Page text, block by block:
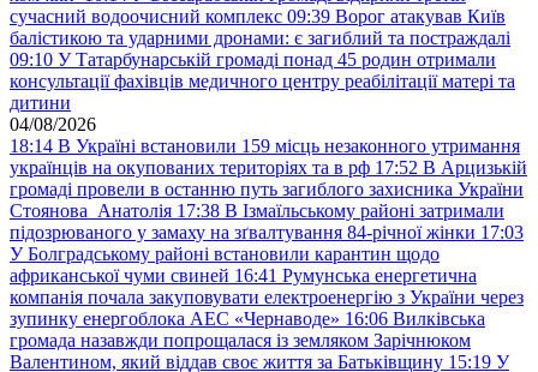
сучасний водоочисний комплекс 09:39 Ворог атакував Київ
балістикою та ударними дронами: є загиблий та постраждалі
09:10 У Татарбунарській громаді понад 45 родин отримали
консультації фахівців медичного центру реабілітації матері та
дитини
04/08/2026
18:14 В Україні встановили 159 місць незаконного утримання
українців на окупованих територіях та в рф 17:52 В Арцизькій
громаді провели в останню путь загиблого захисника України
Стоянова Анатолія 17:38 В Ізмаїльському районі затримали
підозрюваного у замаху на зґвалтування 84-річної жінки 17:03
У Болградському районі встановили карантин щодо
африканської чуми свиней 16:41 Румунська енергетична
компанія почала закуповувати електроенергію з України через
зупинку енергоблока АЕС «Чернаводе» 16:06 Вилківська
громада назавжди попрощалася із земляком Зарічнюком
Валентином, який віддав своє життя за Батьківщину 15:19 У